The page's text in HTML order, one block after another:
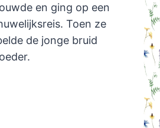
en ging op een
Toen ze
de jonge bruid